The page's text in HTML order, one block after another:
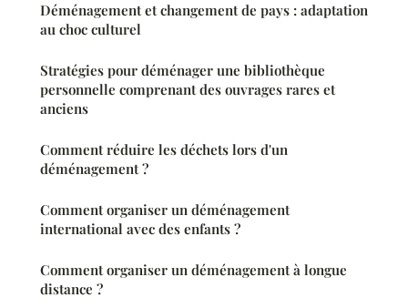
Déménagement et changement de pays : adaptation
au choc culturel
Stratégies pour déménager une bibliothèque
personnelle comprenant des ouvrages rares et
anciens
Comment réduire les déchets lors d'un
déménagement ?
Comment organiser un déménagement
international avec des enfants ?
Comment organiser un déménagement à longue
distance ?